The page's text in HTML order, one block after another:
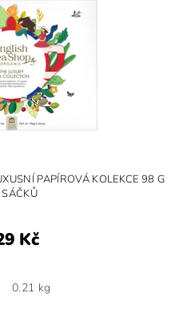
PAPÍROVÁ KOLEKCE 98 G
Kč
0.21 kg